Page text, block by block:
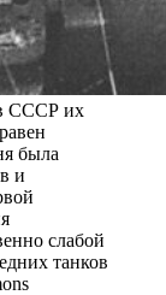
СССР их
была
и
слабой
танков